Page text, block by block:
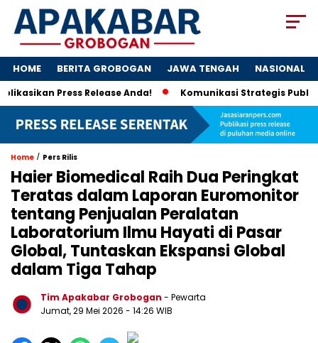
HOME BERITA GROBOGAN JAWA TENGAH NASIONAL
Press Release Anda! Komunikasi Strategis Publikasi
Home / Pers Rilis
Haier Biomedical Raih Dua Peringkat
Teratas dalam Laporan Euromonitor
tentang Penjualan Peralatan
Laboratorium Ilmu Hayati di Pasar
Global, Tuntaskan Ekspansi Global
dalam Tiga Tahap
Tim Apakabar Grobogan - Pewarta
Jumat, 29 Mei 2026 - 14:26 WIB